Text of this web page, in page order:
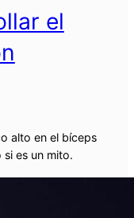
el
alto en el bíceps
es un mito.